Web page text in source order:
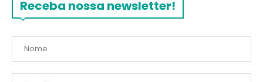
Receba nossa newsletter!